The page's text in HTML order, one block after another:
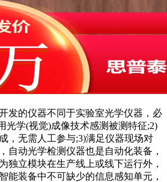
发的仪器不同于实验室光学仪器，必
光学(视觉)成像技术感测被测特征;2)
，无需人工参与;3)满足仪器现场对
自动光学检测仪器也是自动化装备，
独立模块在生产线上或线下运行外，
能装备中不可缺少的信息感知单元，